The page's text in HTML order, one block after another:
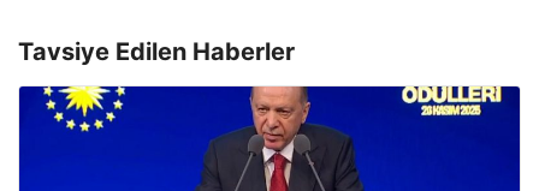
Tavsiye Edilen Haberler